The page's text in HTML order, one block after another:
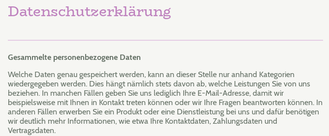
Datenschutzerklärung
Gesammelte personenbezogene Daten
Welche Daten genau gespeichert werden, kann an dieser Stelle nur anhand Kategorien
wiedergegeben werden. Dies hängt nämlich stets davon ab, welche Leistungen Sie von uns
beziehen. In manchen Fällen geben Sie uns lediglich Ihre E-Mail-Adresse, damit wir
beispielsweise mit Ihnen in Kontakt treten können oder wir Ihre Fragen beantworten können. In
anderen Fällen erwerben Sie ein Produkt oder eine Dienstleistung bei uns und dafür benötigen
wir deutlich mehr Informationen, wie etwa Ihre Kontaktdaten, Zahlungsdaten und
Vertragsdaten.